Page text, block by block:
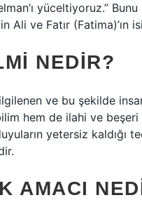
yüceltiyoruz.”
Ali ve Fatır (Fatima)’ın
NEDIR?
ve bu şekilde
hem de ilahi ve
yetersiz kaldığı
AMACI